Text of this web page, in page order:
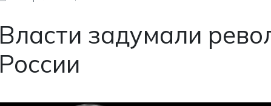
Власти задумали
России